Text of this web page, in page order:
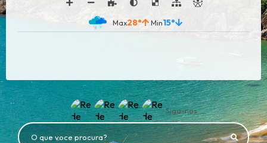
28° 15°
Siga-nos
O que voce procura?